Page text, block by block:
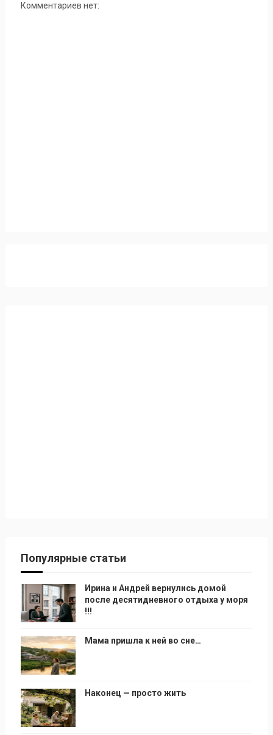
Комментариев нет:
Популярные статьи
Ирина и Андрей вернулись домой
после десятидневного отдыха у моря
!!!
Мама пришла к ней во сне…
Наконец — просто жить